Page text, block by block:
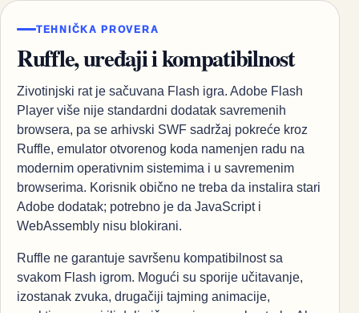
TEHNIČKA PROVERA
Ruffle, uređaji i kompatibilnost
Zivotinjski rat je sačuvana Flash igra. Adobe Flash
Player više nije standardni dodatak savremenih
browsera, pa se arhivski SWF sadržaj pokreće kroz
Ruffle, emulator otvorenog koda namenjen radu na
modernim operativnim sistemima i u savremenim
browserima. Korisnik obično ne treba da instalira stari
Adobe dodatak; potrebno je da JavaScript i
WebAssembly nisu blokirani.
Ruffle ne garantuje savršenu kompatibilnost sa
svakom Flash igrom. Mogući su sporije učitavanje,
izostanak zvuka, drugačiji tajming animacije,